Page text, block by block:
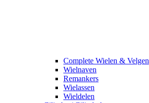
Complete Wielen & Velgen
Wielnaven
Remankers
Wielassen
Wieldelen